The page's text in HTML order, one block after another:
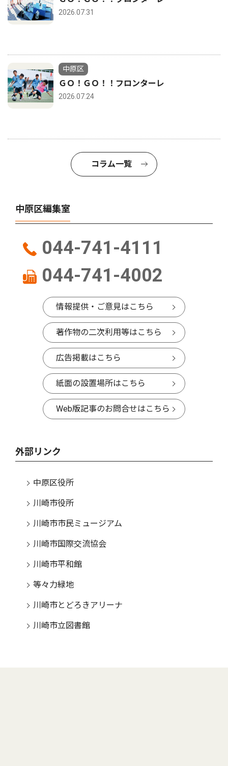
2026.07.31
中原区
ＧＯ！ＧＯ！！フロンターレ
2026.07.24
コラム一覧
中原区編集室
044-741-4111
044-741-4002
情報提供・ご意見はこちら
著作物の二次利用等はこちら
広告掲載はこちら
紙面の設置場所はこちら
Web版記事のお問合せはこちら
外部リンク
中原区役所
川崎市役所
川崎市市民ミュージアム
川崎市国際交流協会
川崎市平和館
等々力緑地
川崎市とどろきアリーナ
川崎市立図書館